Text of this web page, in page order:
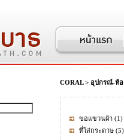
CORAL> อุปกรณ์-ห้อ
ขอแขวนผ้า (1)
ที่ใส่กระดาษ (5)